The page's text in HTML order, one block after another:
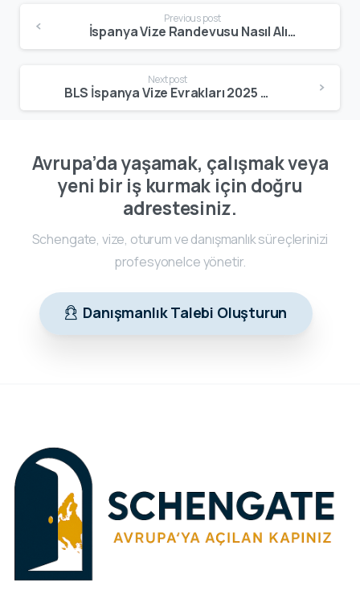
Previous post
İspanya Vize Randevusu Nasıl Alınır? BLS Randevu Alma Rehberi – 2025
Next post
BLS İspanya Vize Evrakları 2025 | Güncel Turistik ve Ziyaretçi Vize Belgeleri
Avrupa’da yaşamak, çalışmak veya
yeni bir iş kurmak için doğru
adrestesiniz.
Schengate, vize, oturum ve danışmanlık süreçlerinizi
profesyonelce yönetir.
Danışmanlık Talebi Oluşturun